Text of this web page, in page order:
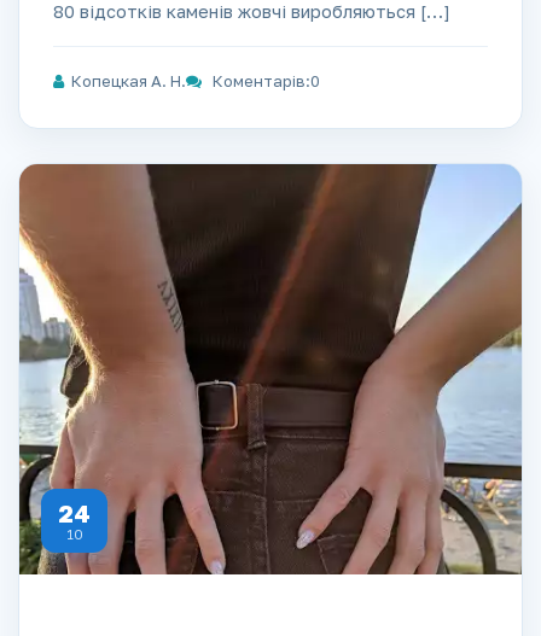
80 відсотків каменів жовчі виробляються […]
Копецкая А. Н. Коментарів:0
24
10